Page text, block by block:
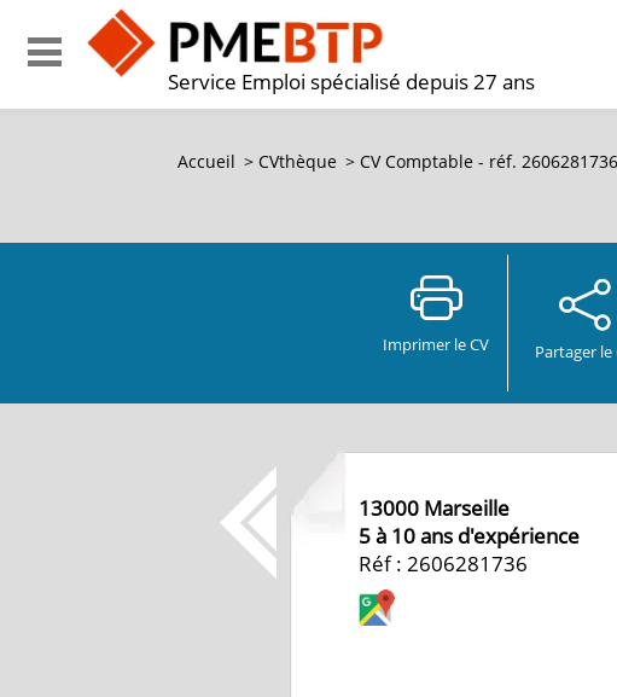
Service Emploi spécialisé depuis 27 ans
Accueil > CVthèque > CV Comptable - réf. 2606281736
Imprimer le CV Partager le
13000 Marseille
5 à 10 ans d'expérience
Réf : 2606281736